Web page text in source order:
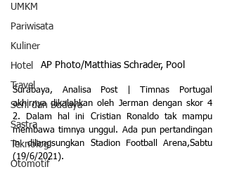
UMKM
Pariwisata
Kuliner
Hotel
Travel
Seni dan Budaya
Sastra
Teknologi
Otomotif
AP Photo/Matthias Schrader, Pool
Surabaya, Analisa Post | Timnas Portugal
akhirnya dikalahkan oleh Jerman dengan skor 4
2. Dalam hal ini Cristian Ronaldo tak mampu
membawa timnya unggul. Ada pun pertandingan
ini dilangsungkan Stadion Football Arena,Sabtu
(19/6/2021).